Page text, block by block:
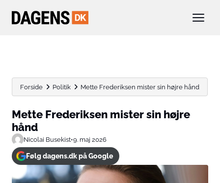
Forside Politik Mette Frederiksen mister sin højre hånd
Mette Frederiksen mister sin højre
hånd
Nicolai Busekist•9. maj 2026
Følg dagens.dk på Google